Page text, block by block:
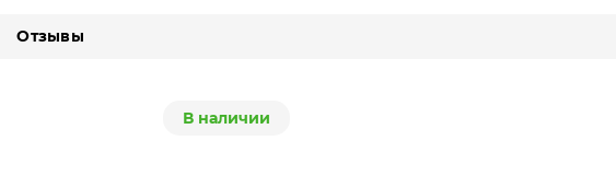
Отзывы
В наличии